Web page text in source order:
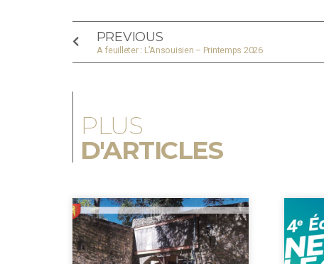
PREVIOUS
A feuilleter : L’Ansouisien – Printemps 2026
PLUS
D'ARTICLES